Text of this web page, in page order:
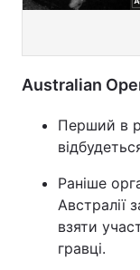
Australian
Перший в
Раніше
Австралії
взяти
гравці.